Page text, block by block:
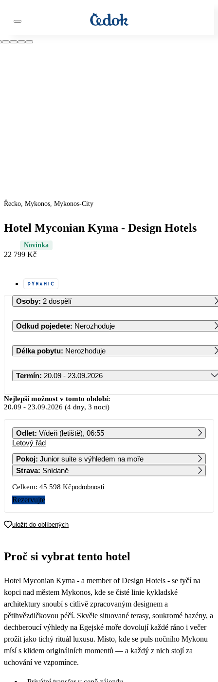
Řecko, Mykonos, Mykonos-City
Hotel Myconian Kyma - Design Hotels
Novinka
22 799 Kč
Osoby: 2 dospělí
Odkud pojedete: Nerozhoduje
Délka pobytu: Nerozhoduje
Termín: 20.09 - 23.09.2026
Září 2026
PO ÚT ST ČT PÁ SO NE
45 519 38 469 33 259 56 679 55 399 29 249
7 8
14
21
23 239
22
26 559
Nejlepší možnost v tomto období:
20.09 - 23.09.2026 (4 dny, 3 noci)
Odlet: Vídeň (letiště), 06:55
Letový řád
Pokoj:
Junior suite s výhledem na moře
Strava: Snídaně
Celkem: 45 598 Kčpodrobnosti
Rezervujte
uložit do oblíbených
Proč si vybrat tento hotel
Hotel Myconian Kyma - a member of Design Hotels - se tyčí na
kopci nad městem Mykonos, kde se čisté linie kykladské
architektury snoubí s citlivě zpracovaným designem a
pětihvězdičkovou péčí. Skvěle situované terasy, soukromé bazény, a
dechberoucí výhledy na Egejské moře dovolují každé ráno i večer
prožít jako tichý rituál luxusu. Místo, kde se puls nočního Mykonu
mísí s klidem originálních momentů — a každý z nich stojí za
uchování ve vzpomínce.